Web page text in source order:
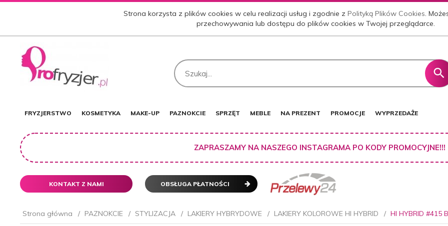
Strona korzysta z plików cookies w celu realizacji usług i zgodnie zPolityką Plików Cookies.
przechowywania lub dostępu do plików cookies w Twojej przeglądarce.
FRYZJERSTWO KOSMETYKA MAKE-UP PAZNOKCIE SPRZĘT MEBLE NA PREZENT PROMOCJE WYPRZEDAŻE
ZAPRASZAMY NA NASZEGO INSTAGRAMA PO KODY PROMOCYJNE!!!
KONTAKT Z NAMI OBSŁUGA PŁATNOŚCI
Strona główna PAZNOKCIE STYLIZACJA LAKIERY HYBRYDOWE LAKIERY KOLOROWE HI HYBRID HI HYBRID #415